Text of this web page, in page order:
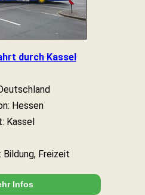
durch Kassel
Hessen
Kassel
Bildung, Freizeit
Infos